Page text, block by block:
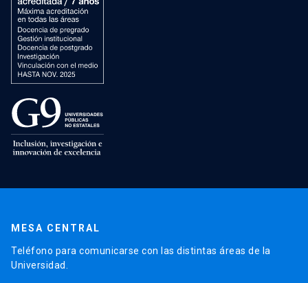
MESA CENTRAL
Teléfono para comunicarse con las distintas áreas de la
Universidad.